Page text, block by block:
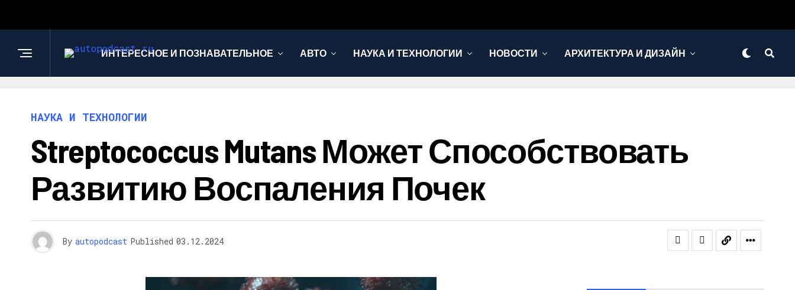
ИНТЕРЕСНОЕ И ПОЗНАВАТЕЛЬНОЕ АВТО НАУКА И ТЕХНОЛОГИИ НОВОСТИ АРХИТЕКТУРА И ДИЗАЙН
НАУКА И ТЕХНОЛОГИИ
Streptococcus Mutans Может Способствовать
Развитию Воспаления Почек
By autopodcast Published 03.12.2024